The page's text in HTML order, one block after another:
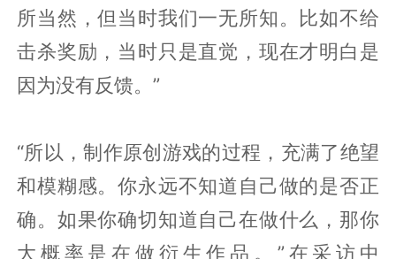
所当然，但当时我们一无所知。比如不给
击杀奖励，当时只是直觉，现在才明白是
因为没有反馈。”
“所以，制作原创游戏的过程，充满了绝望
和模糊感。你永远不知道自己做的是否正
确。如果你确切知道自己在做什么，那你
大概率是在做衍生作品。”在采访中